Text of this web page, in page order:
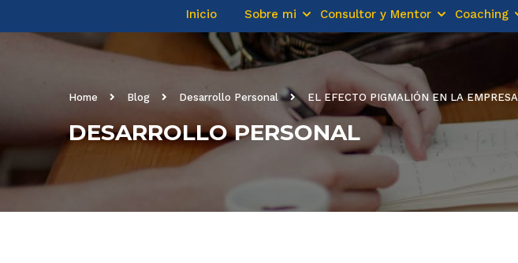
Inicio Sobre mi Consultor y Mentor Coaching
Home Blog Desarrollo Personal EL EFECTO PIGMALIÓN EN LA EMPRESA
DESARROLLO PERSONAL